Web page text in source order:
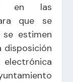
en las
que se
estimen
disposición